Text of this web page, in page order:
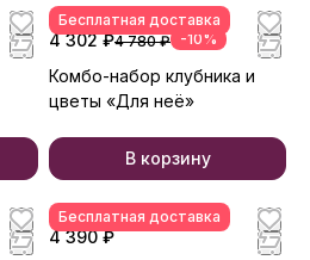
Бесплатная доставка
4 302 ₽4 780 ₽ -10%
Комбо-набор клубника и
цветы «Для неё»
В корзину
Бесплатная доставка
4 390 ₽